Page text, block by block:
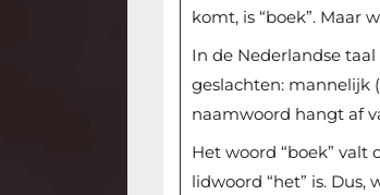
komt, is “boek”. Maar
In de Nederlandse
geslachten: mannelijk
naamwoord hangt af
Het woord “boek”
lidwoord “het” is. Dus,